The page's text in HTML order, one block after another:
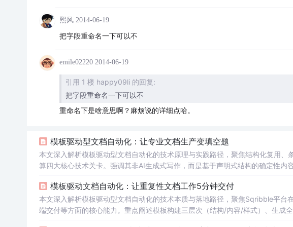
熙风 2014-06-19
把字段重命名一下可以不
emile02220 2014-06-19
引用 1 楼 happy09li 的回复:
把字段重命名一下可以不
重命名下是啥意思啊？麻烦说的详细点哈。
模板驱动型文档自动化：让专业文档生产变填空题
本文深入解析模板驱动型文档自动化的技术原理与实践路径，聚焦结构化复用、
算四大核心技术关卡。强调其非AI生成式写作，而是基于声明式结构的确定性内
模板驱动文档自动化：让重复性文档工作5分钟交付
本文深入解析模板驱动型文档自动化的技术本质与落地路径，聚焦Sqribble平台
端交付等方面的核心能力。重点阐述模板构建三层次（结构/内容/样式）、生成